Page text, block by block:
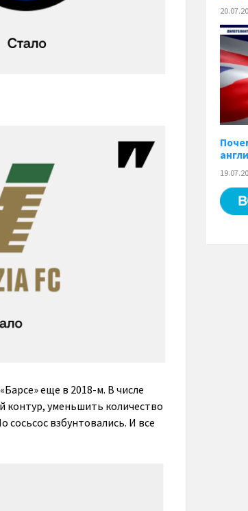
еще в 2018-м. В числе
контур, уменьшить количество
взбунтовались. И все